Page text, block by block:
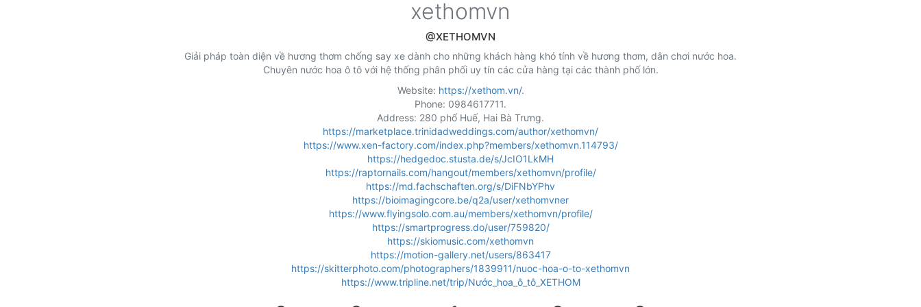
xethomvn
@XETHOMVN
Giải pháp toàn diện về hương thơm chống say xe dành cho những khách hàng khó tính về hương thơm, dân chơi nước hoa.
Chuyên nước hoa ô tô với hệ thống phân phối uy tín các cửa hàng tại các thành phố lớn.
Website: https://xethom.vn/.
Phone: 0984617711.
Address: 280 phố Huế, Hai Bà Trưng.
https://marketplace.trinidadweddings.com/author/xethomvn/
https://www.xen-factory.com/index.php?members/xethomvn.114793/
https://hedgedoc.stusta.de/s/JcIO1LkMH
https://raptornails.com/hangout/members/xethomvn/profile/
https://md.fachschaften.org/s/DiFNbYPhv
https://bioimagingcore.be/q2a/user/xethomvner
https://www.flyingsolo.com.au/members/xethomvn/profile/
https://smartprogress.do/user/759820/
https://skiomusic.com/xethomvn
https://motion-gallery.net/users/863417
https://skitterphoto.com/photographers/1839911/nuoc-hoa-o-to-xethomvn
https://www.tripline.net/trip/Nước_hoa_ô_tô_XETHOM